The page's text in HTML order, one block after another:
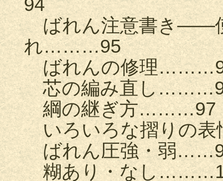
94
ばれん注意書き——使
れ………95
ばれんの修理
芯の編み直し
綱の継ぎ方………97
いろいろな摺りの
ばれん圧強・弱
糊あり・なし